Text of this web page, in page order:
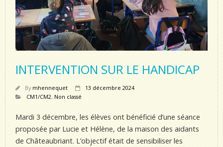
INTERVENTION SUR LE HANDICAP
By mhennequet
13 décembre 2024
CM1/CM2, Non classé
Mardi 3 décembre, les élèves ont bénéficié d’une séance
proposée par Lucie et Hélène, de la maison des aidants
de Châteaubriant. L’objectif était de sensibiliser les